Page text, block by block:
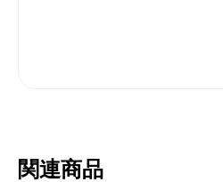
関連商品